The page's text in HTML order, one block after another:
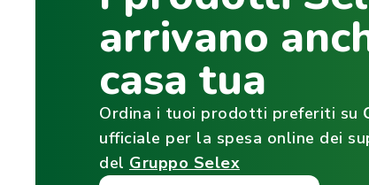
arrivano
casa tua
Ordina i tuoi prodotti preferiti su
ufficiale per la spesa online dei
del Gruppo Selex